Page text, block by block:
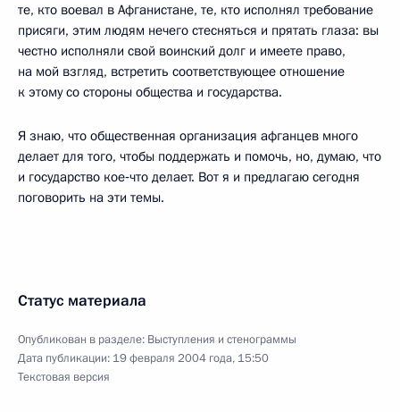
те, кто воевал в Афганистане, те, кто исполнял требование
присяги, этим людям нечего стесняться и прятать глаза: вы
честно исполняли свой воинский долг и имеете право,
на мой взгляд, встретить соответствующее отношение
к этому со стороны общества и государства.
Я знаю, что общественная организация афганцев много
делает для того, чтобы поддержать и помочь, но, думаю, что
и государство кое‑что делает. Вот я и предлагаю сегодня
поговорить на эти темы.
Статус материала
Опубликован в разделе: Выступления и стенограммы
Дата публикации: 19 февраля 2004 года, 15:50
Текстовая версия